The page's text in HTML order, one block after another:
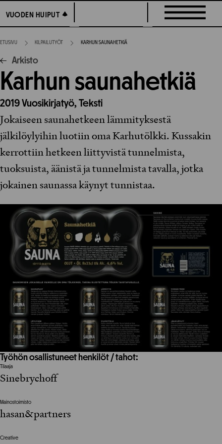
suoraan
sisältöön
VUODEN HUIPUT
VUODEN HUIPUT
ETUSIVU KILPAILUTYÖT KARHUN SAUNAHETKIÄ
Arkisto
Karhun saunahetkiä
2019Vuosikirjatyö, Teksti
Jokaiseen saunahetkeen lämmityksestä
jälkilöylyihin luotiin oma Karhutölkki. Kussakin
kerrottiin hetkeen liittyvistä tunnelmista,
tuoksuista, äänistä ja tunnelmista tavalla, jotka
jokainen saunassa käynyt tunnistaa.
Työhön osallistuneet henkilöt / tahot:
Tilaaja
Sinebrychoff
Mainostoimisto
hasan&partners
Creative